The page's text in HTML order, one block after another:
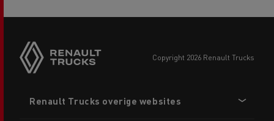
copyright 2026 Renault Trucks
menu
Renault Trucks overige websites